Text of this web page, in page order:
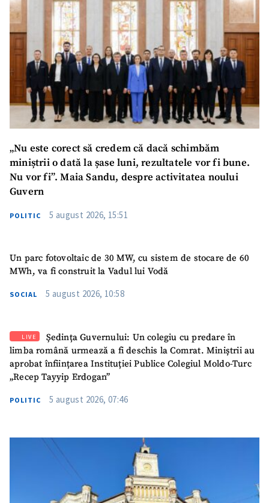
„Nu este corect să credem că dacă schimbăm
miniștrii o dată la șase luni, rezultatele vor fi bune.
Nu vor fi”. Maia Sandu, despre activitatea noului
Guvern
POLITIC 5 august 2026, 15:51
Un parc fotovoltaic de 30 MW, cu sistem de stocare de 60
MWh, va fi construit la Vadul lui Vodă
SOCIAL 5 august 2026, 10:58
LIVE
Ședința Guvernului: Un colegiu cu predare în
limba română urmează a fi deschis la Comrat. Miniștrii au
aprobat înființarea Instituției Publice Colegiul Moldo-Turc
„Recep Tayyip Erdogan”
POLITIC 5 august 2026, 07:46